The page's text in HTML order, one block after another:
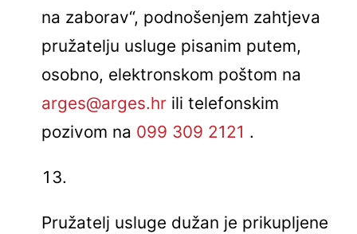
na zaborav“, podnošenjem zahtjeva
pružatelju usluge pisanim putem,
osobno, elektronskom poštom na
arges@arges.hr ili telefonskim
pozivom na 099 309 2121 .
Pružatelj usluge dužan je prikupljene